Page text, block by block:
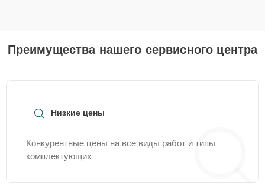
Преимущества нашего сервисного центра
Низкие цены
Конкурентные цены на все виды работ и типы
комплектующих